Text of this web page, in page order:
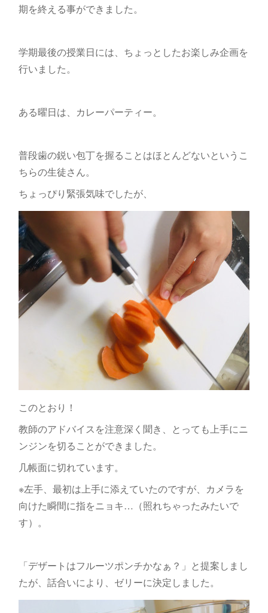
期を終える事ができました。
学期最後の授業日には、ちょっとしたお楽しみ企画を
行いました。
ある曜日は、カレーパーティー。
普段歯の鋭い包丁を握ることはほとんどないというこ
ちらの生徒さん。
ちょっぴり緊張気味でしたが、
このとおり！
教師のアドバイスを注意深く聞き、とっても上手にニ
ンジンを切ることができました。
几帳面に切れています。
※左手、最初は上手に添えていたのですが、カメラを
向けた瞬間に指をニョキ…（照れちゃったみたいで
す）。
「デザートはフルーツポンチかなぁ？」と提案しまし
たが、話合いにより、ゼリーに決定しました。